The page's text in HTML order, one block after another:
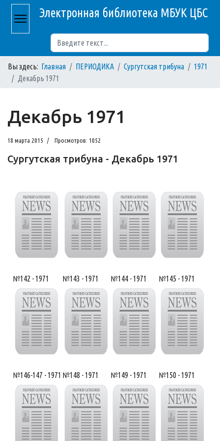
Электронная библиотека МБУК ЦБС
Вы здесь: Главная ПЕРИОДИКА Сургутская трибуна
1971
Декабрь 1971
Декабрь 1971
18 марта 2015 Просмотров: 1052
Сургутская трибуна - Декабрь 1971
№142 - 1971 №143 - 1971 №144 - 1971 №145 - 1971
№146-147 - 1971 №148 - 1971 №149 - 1971 №150 - 1971